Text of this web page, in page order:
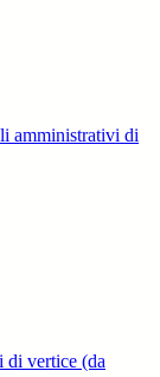
amministrativi di
di vertice (da